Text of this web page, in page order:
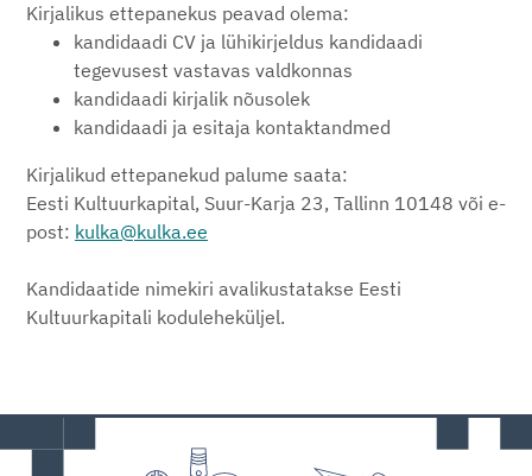
Kirjalikus ettepanekus peavad olema:
kandidaadi CV ja lühikirjeldus kandidaadi
tegevusest vastavas valdkonnas
kandidaadi kirjalik nõusolek
kandidaadi ja esitaja kontaktandmed
Kirjalikud ettepanekud palume saata:
Eesti Kultuurkapital, Suur-Karja 23, Tallinn 10148 või e-
post: kulka@kulka.ee
Kandidaatide nimekiri avalikustatakse Eesti
Kultuurkapitali koduleheküljel.